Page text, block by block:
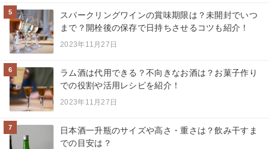
5
スパークリングワインの賞味期限は？未開封でいつ
まで？開栓後の保存で日持ちさせるコツも紹介！
2023年11月27日
6
ラム酒は代用できる？不向きなお酒は？お菓子作り
での役割や活用レシピを紹介！
2023年11月27日
7
日本酒一升瓶のサイズや高さ・重さは？飲み干すま
での目安は？